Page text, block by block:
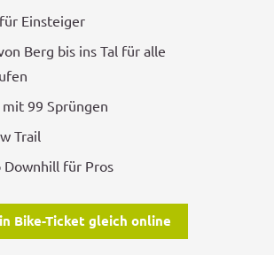
Einsteiger
Berg bis ins Tal für alle
99 Sprüngen
Trail
Downhill für Pros
Bike-Ticket gleich online